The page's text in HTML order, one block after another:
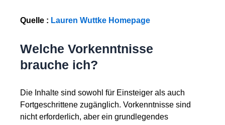
Quelle : Lauren Wuttke Homepage
Welche Vorkenntnisse
brauche ich?
Die Inhalte sind sowohl für Einsteiger als auch
Fortgeschrittene zugänglich. Vorkenntnisse sind
nicht erforderlich, aber ein grundlegendes